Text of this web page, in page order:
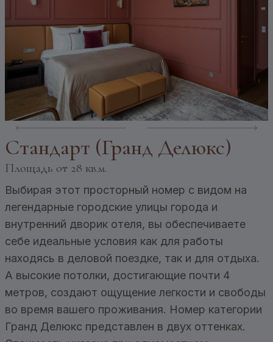
Стандарт (Гранд Делюкс)
Площадь от 28 кв.м.
Выбирая этот просторный номер с видом на
легендарные городские улицы города и
внутренний дворик отеля, вы обеспечиваете
себе идеальные условия как для работы
находясь в деловой поездке, так и для отдыха.
А высокие потолки, достигающие почти 4
метров, создают ощущение легкости и свободы
во время вашего проживания. Номер категории
Гранд Делюкс представлен в двух оттенках.